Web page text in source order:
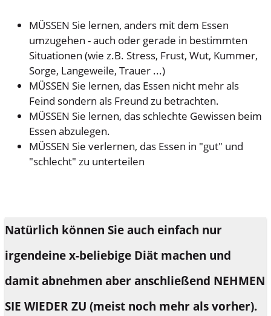
MÜSSEN Sie lernen, anders mit dem Essen
umzugehen - auch oder gerade in bestimmten
Situationen (wie z.B. Stress, Frust, Wut, Kummer,
Sorge, Langeweile, Trauer ...)
MÜSSEN Sie lernen, das Essen nicht mehr als
Feind sondern als Freund zu betrachten.
MÜSSEN Sie lernen, das schlechte Gewissen beim
Essen abzulegen.
MÜSSEN Sie verlernen, das Essen in "gut" und
"schlecht" zu unterteilen
Natürlich können Sie auch einfach nur
irgendeine x-beliebige Diät machen und
damit abnehmen aber anschließend NEHMEN
SIE WIEDER ZU (meist noch mehr als vorher).